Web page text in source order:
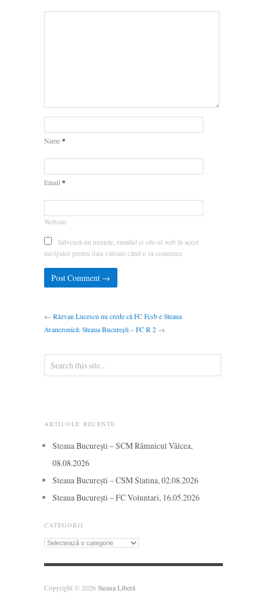
Name *
Email *
Website
Salvează-mi numele, emailul și site-ul web în acest
navigator pentru data viitoare când o să comentez.
← Răzvan Lucescu nu crede că FC Fcsb e Steaua
Avancronică: Steaua București – FC R 2 →
ARTICOLE RECENTE
Steaua București – SCM Râmnicul Vâlcea,
08.08.2026
Steaua București – CSM Slatina, 02.08.2026
Steaua București – FC Voluntari, 16.05.2026
CATEGORII
Categorii
Copyright © 2026 Steaua Liberă